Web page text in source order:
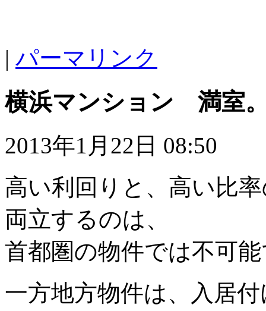
| パーマリンク
横浜マンション 満室
2013年1月22日 08:50
高い利回りと、高い比
両立するのは、
首都圏の物件では不可
一方地方物件は、入居